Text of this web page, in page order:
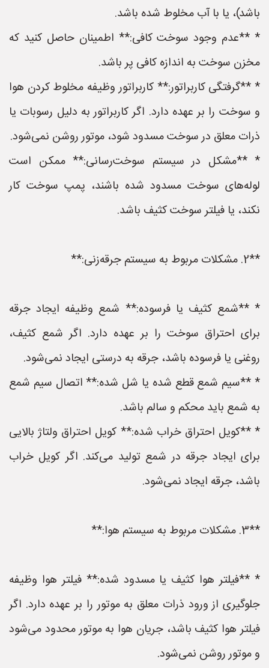
باشد)، یا با آب مخلوط شده باشد.
* **عدم وجود سوخت کافی:** اطمینان حاصل کنید که
مخزن سوخت به اندازه کافی پر باشد.
* **گرفتگی کاربراتور:** کاربراتور وظیفه مخلوط کردن هوا
و سوخت را بر عهده دارد. اگر کاربراتور به دلیل رسوبات یا
ذرات معلق در سوخت مسدود شود، موتور روشن نمی‌شود.
* **مشکل در سیستم سوخت‌رسانی:** ممکن است
لوله‌های سوخت مسدود شده باشند، پمپ سوخت کار
نکند، یا فیلتر سوخت کثیف باشد.
**2. مشکلات مربوط به سیستم جرقه‌زنی:**
* **شمع کثیف یا فرسوده:** شمع وظیفه ایجاد جرقه
برای احتراق سوخت را بر عهده دارد. اگر شمع کثیف،
روغنی یا فرسوده باشد، جرقه به درستی ایجاد نمی‌شود.
* **سیم شمع قطع شده یا شل شده:** اتصال سیم شمع
به شمع باید محکم و سالم باشد.
* **کویل احتراق خراب شده:** کویل احتراق ولتاژ بالایی
برای ایجاد جرقه در شمع تولید می‌کند. اگر کویل خراب
باشد، جرقه ایجاد نمی‌شود.
**3. مشکلات مربوط به سیستم هوا:**
* **فیلتر هوا کثیف یا مسدود شده:** فیلتر هوا وظیفه
جلوگیری از ورود ذرات معلق به موتور را بر عهده دارد. اگر
فیلتر هوا کثیف باشد، جریان هوا به موتور محدود می‌شود
و موتور روشن نمی‌شود.